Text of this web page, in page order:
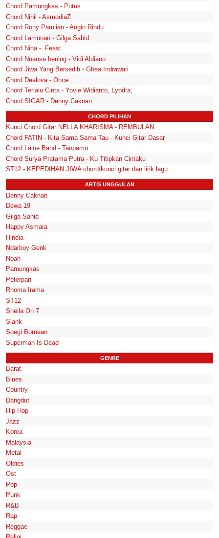
Chord Pamungkas - Putus
Chord Nihil - AsmodiaZ
Chord Rony Parulian - Angin Rindu
Chord Lamunan - Gilga Sahid
Chord Nina - .Feast
Chord Nuansa bening - Vidi Aldiano
Chord Jiwa Yang Bersedih - Ghea Indrawari
Chord Dealova - Once
Chord Terlalu Cinta - Yovie Widianto, Lyodra,
Chord SIGAR - Denny Caknan
CHORD PILIHAN
Kunci Chord Gitar NELLA KHARISMA - REMBULAN
Chord FATIN - Kita Sama Sama Tau - Kunci Gitar Dasar
Chord Laloe Band - Tanpamu
Chord Surya Pratama Putra - Ku Titipkan Cintaku
ST12 - KEPEDIHAN JIWA chord/kunci gitar dan lirik lagu
ARTIS UNGGULAN
Denny Caknan
Dewa 19
Gilga Sahid
Happy Asmara
Hindia
Ndarboy Genk
Noah
Pamungkas
Peterpan
Rhoma Irama
ST12
Sheila On 7
Slank
Soegi Bornean
Superman Is Dead
GENRE
Barat
Blues
Country
Dangdut
Hip Hop
Jazz
Korea
Malaysia
Metal
Oldies
Ost
Pop
Punk
R&B
Rap
Reggae